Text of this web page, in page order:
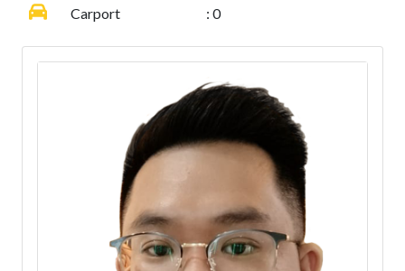
Carport : 0